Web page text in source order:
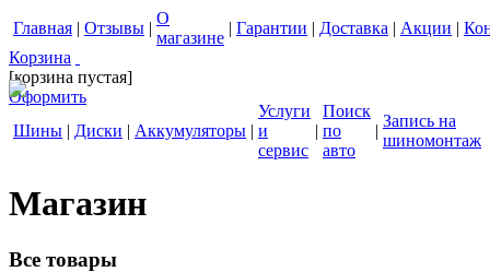
Главная | Отзывы |
О
магазине
| Гарантии | Доставка | Акции |
Корзина
[корзина пустая]
Оформить
Шины | Диски | Аккумуляторы |
Услуги
и
сервис
|
Поиск
по
авто
|
Запись на
шиномонтаж
Магазин
Все товары